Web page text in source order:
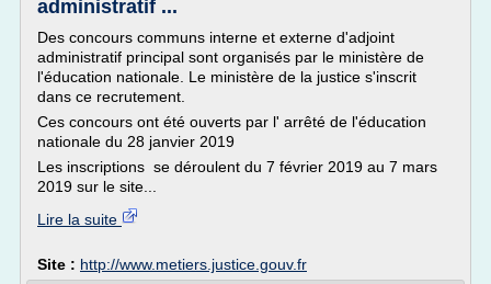
administratif ...
Des concours communs interne et externe d'adjoint
administratif principal sont organisés par le ministère de
l'éducation nationale. Le ministère de la justice s'inscrit
dans ce recrutement.
Ces concours ont été ouverts par l' arrêté de l'éducation
nationale du 28 janvier 2019
Les inscriptions se déroulent du 7 février 2019 au 7 mars
2019 sur le site...
Lire la suite
Site : http://www.metiers.justice.gouv.fr